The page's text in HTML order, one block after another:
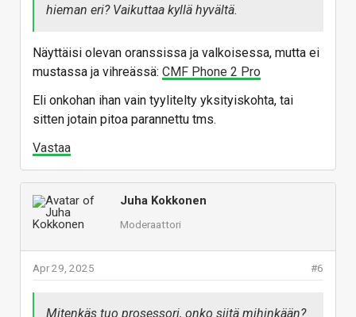
hieman eri? Vaikuttaa kyllä hyvältä.
Näyttäisi olevan oranssissa ja valkoisessa, mutta ei
mustassa ja vihreässä: CMF Phone 2 Pro
Eli onkohan ihan vain tyylitelty yksityiskohta, tai
sitten jotain pitoa parannettu tms.
Vastaa
Juha Kokkonen
Moderaattori
#6
Apr 29, 2025
Mitenkäs tuo prosessori, onko siitä mihinkään?